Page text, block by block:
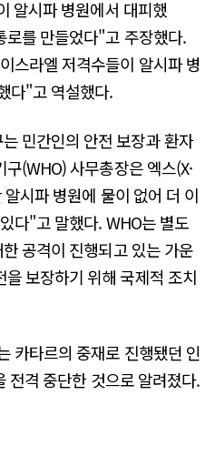
알시파 병원에서 대피했
를 만들었다"고 주장했다.
스라엘 저격수들이 알시파 병
다"고 역설했다.
민간인의 안전 보장과 환자
(WHO) 사무총장은 엑스(X·
시파 병원에 물이 없어 더 이
다"고 말했다. WHO는 별도
공격이 진행되고 있는 가운
보장하기 위해 국제적 조치
카타르의 중재로 진행됐던 인
전격 중단한 것으로 알려졌다.